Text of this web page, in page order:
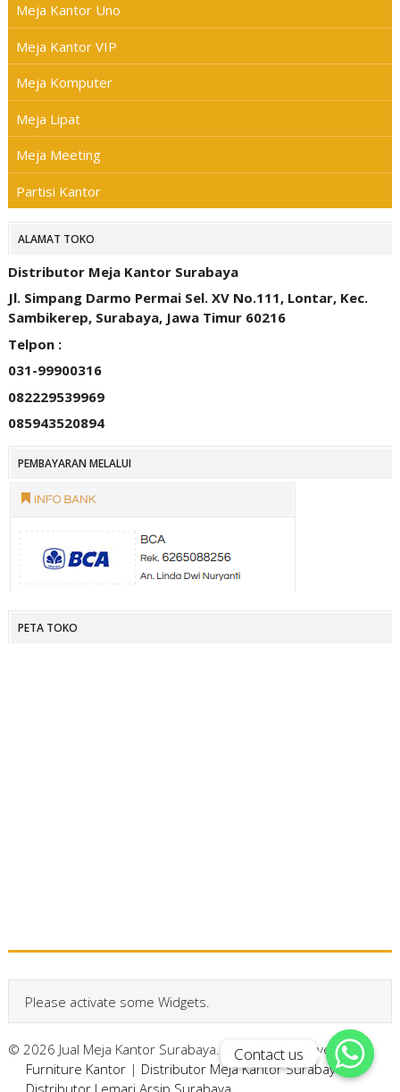
Meja Kantor Uno
Meja Kantor VIP
Meja Komputer
Meja Lipat
Meja Meeting
Partisi Kantor
ALAMAT TOKO
Distributor Meja Kantor Surabaya
Jl. Simpang Darmo Permai Sel. XV No.111, Lontar, Kec.
Sambikerep, Surabaya, Jawa Timur 60216
Telpon :
031-99900316
082229539969
085943520894
PEMBAYARAN MELALUI
PETA TOKO
Please activate some Widgets.
© 2026 Jual Meja Kantor Surabaya. All Rights Reserved.
Furniture Kantor| Distributor Meja Kantor Surabaya|
Distributor Lemari Arsip Surabaya
Contact us
Contact us